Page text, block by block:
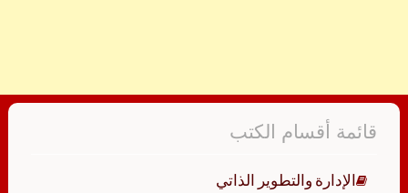
قائمة أقسام الكتب
الإدارة والتطوير الذاتي